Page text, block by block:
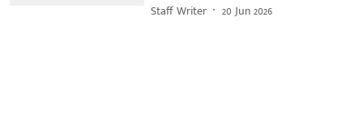
Staff Writer 20 Jun 2026